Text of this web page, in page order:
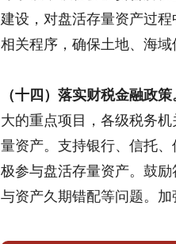
建设，对盘活存量资产过
相关程序，确保土地、海域
（十四）落实财税金融政策
大的重点项目，各级税务
量资产。支持银行、信托
极参与盘活存量资产。鼓
与资产久期错配等问题。